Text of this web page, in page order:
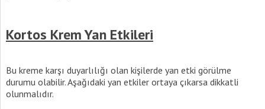
Kortos Krem Yan Etkileri
Bu kreme karşı duyarlılığı olan kişilerde yan etki görülme
durumu olabilir. Aşağıdaki yan etkiler ortaya çıkarsa dikkatli
olunmalıdır.